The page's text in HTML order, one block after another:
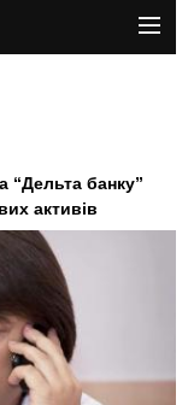
“Дельта банку”
активів